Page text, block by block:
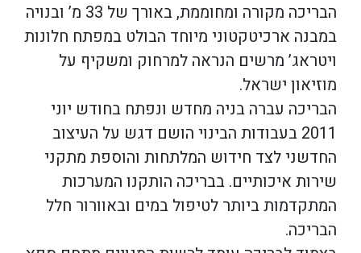
הבריכה מקורה ומחוממת, באורך של 33 מ’ ובנויה
במבנה ארכיטקטוני מיוחד הבולט במפתח חלונות
ויטראג’ מרשים הנראה למרחוק ומשקיף על
מוזיאון ישראל.
הבריכה עברה בניה מחדש ונפתח בחודש יוני
2011 בעבודות הבינוי הושם דגש על העיצוב
החדשני לצד חידוש המלתחות והוספת מתקני
שירות איכותיים. בבריכה הותקנו המערכות
המתקדמות ביותר לטיפול במים ובאוורור חלל
הבריכה.